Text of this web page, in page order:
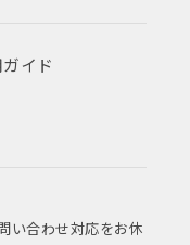
イド
い合わせ対応をお休